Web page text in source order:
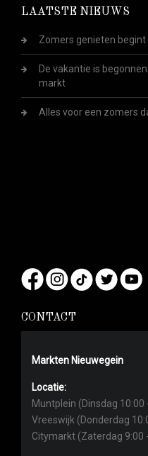
LAATSTE NIEUWS
Zomers genieten
De vakantie is
markt
Alles voor een zomers
CONTACT
Markten Nieuwegein
Locatie:
Muntplein (Dinsdag 10:00
Vreeswijk (Donderdag
Citymarkt (Zaterdag 9:00